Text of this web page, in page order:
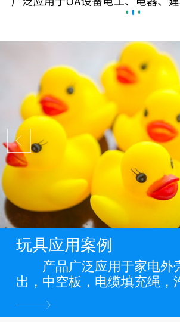
玩具应用案例
产品广泛应用于家电外
出，中空板，电缆填充绳，
管，缠绕管，电力管道，PP
材，PP片材，PP膜等各类